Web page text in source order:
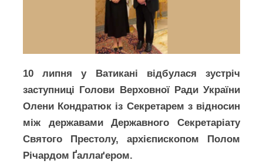
10 липня у Ватикані відбулася зустріч
заступниці Голови Верховної Ради України
Олени Кондратюк із Секретарем з відносин
між державами Державного Секретаріату
Святого Престолу, архієпископом Полом
Річардом Ґаллаґером.